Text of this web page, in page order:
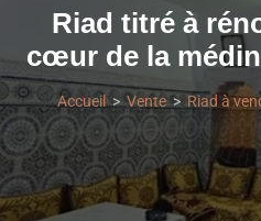
Riad titré à
cœur de la
Accueil Vente Riad à